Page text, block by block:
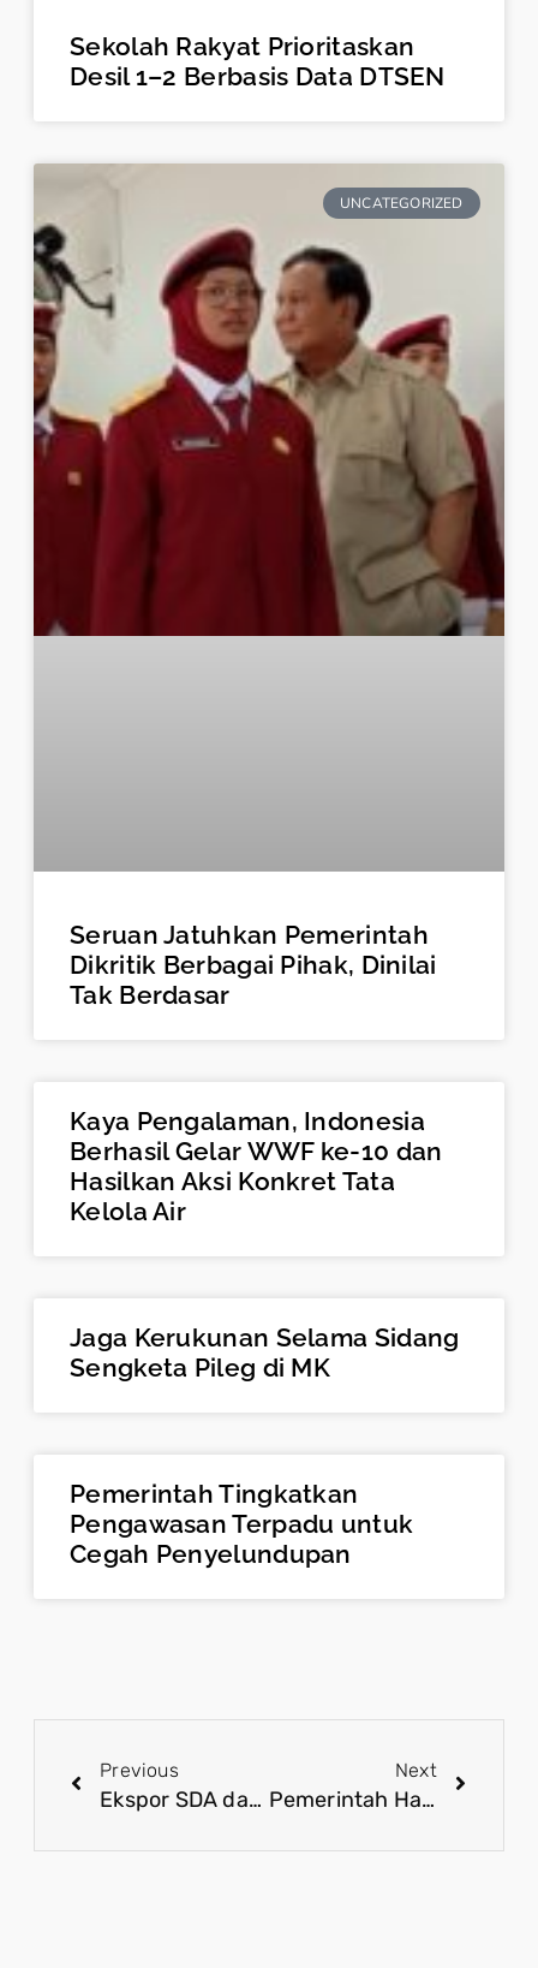
Sekolah Rakyat Prioritaskan
Desil 1–2 Berbasis Data DTSEN
UNCATEGORIZED
Seruan Jatuhkan Pemerintah
Dikritik Berbagai Pihak, Dinilai
Tak Berdasar
Kaya Pengalaman, Indonesia
Berhasil Gelar WWF ke-10 dan
Hasilkan Aksi Konkret Tata
Kelola Air
Jaga Kerukunan Selama Sidang
Sengketa Pileg di MK
Pemerintah Tingkatkan
Pengawasan Terpadu untuk
Cegah Penyelundupan
Previous
Ekspor SDA dan Langkah Mengurangi Kebocoran Devisa Nasional
Next
Pemerintah Hadirkan Tata Kelola Haji yang Lebih Modern dan Humanis